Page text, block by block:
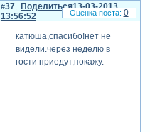
Поделиться
37
13-03-2013
13:56:52
катюша,спасибо!нет не
видели.через неделю в
гости приедут,покажу.
0